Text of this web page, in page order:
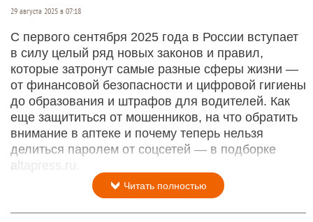
29 августа 2025 в 07:18
С первого сентября 2025 года в России вступает
в силу целый ряд новых законов и правил,
которые затронут самые разные сферы жизни —
от финансовой безопасности и цифровой гигиены
до образования и штрафов для водителей. Как
еще защититься от мошенников, на что обратить
внимание в аптеке и почему теперь нельзя
делиться паролем от соцсетей — в подборке
altapress.ru.
Читать полностью